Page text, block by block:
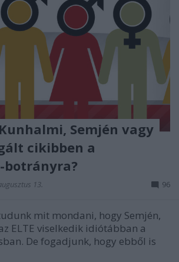
Semjén vagy
cikibben a
botrányra?
13. 96
mit mondani, hogy Semjén,
ELTE viselkedik idiótábban a
De fogadjunk, hogy ebből is